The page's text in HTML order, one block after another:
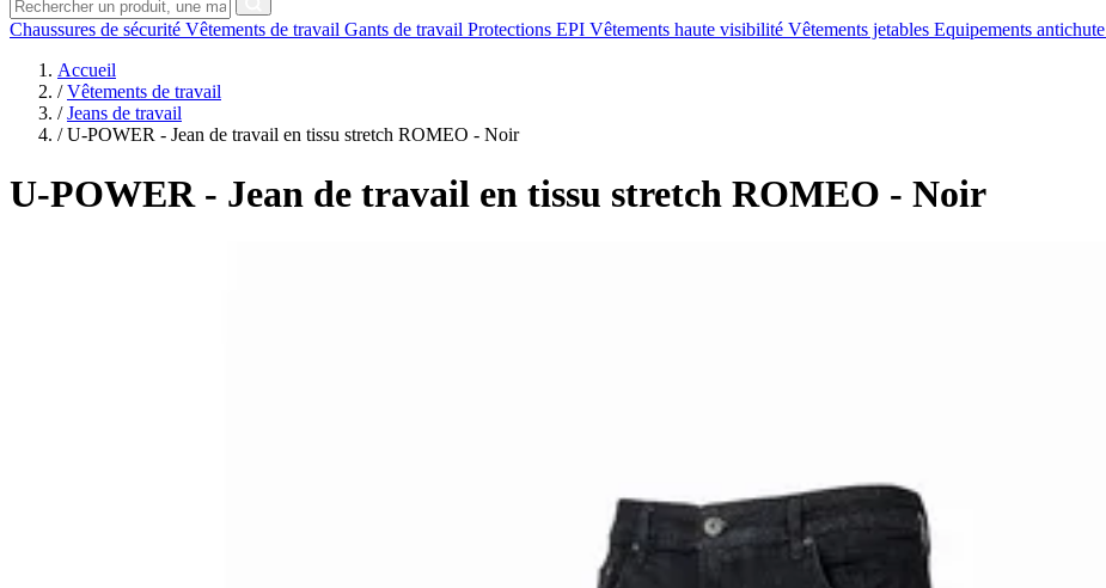
Chaussures de sécurité Vêtements de travail Gants de travail Protections EPI Vêtements haute visibilité Vêtements jetables Equipements antichute
Accueil
/ Vêtements de travail
/ Jeans de travail
/ U-POWER - Jean de travail en tissu stretch ROMEO - Noir
U-POWER - Jean de travail en tissu stretch ROMEO - Noir